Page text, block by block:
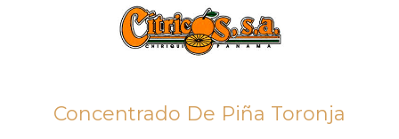
Concentrado De Piña Toronja